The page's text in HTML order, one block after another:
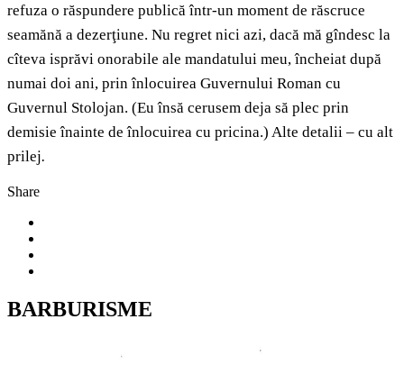
refuza o răspundere publică într-un moment de răscruce
seamănă a dezerţiune. Nu regret nici azi, dacă mă gîndesc la
cîteva isprăvi onorabile ale mandatului meu, încheiat după
numai doi ani, prin înlocuirea Guvernului Roman cu
Guvernul Stolojan. (Eu însă cerusem deja să plec prin
demisie înainte de înlocuirea cu pricina.) Alte detalii – cu alt
prilej.
Share
BARBURISME